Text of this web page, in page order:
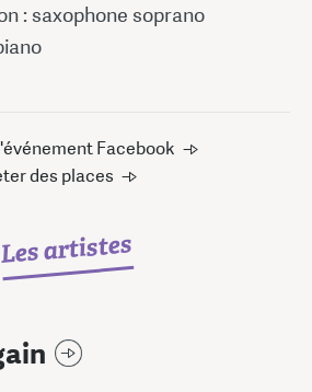
: saxophone soprano
Facebook
des places
Les artistes